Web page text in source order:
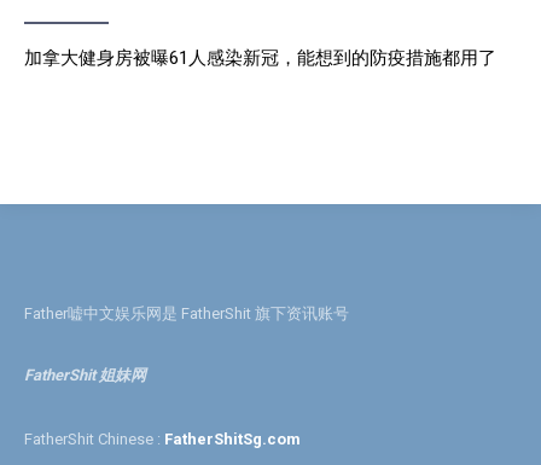
加拿大健身房被曝61人感染新冠，能想到的防疫措施都用了
Father嘘中文娱乐网是 FatherShit 旗下资讯账号
FatherShit 姐妹网
FatherShit Chinese : FatherShitSg.com